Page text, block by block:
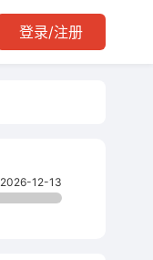
登录/注册
2026-12-13